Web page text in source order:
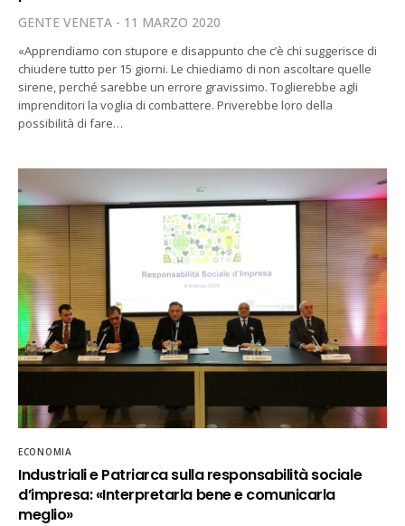
GENTE VENETA 11 MARZO 2020
«Apprendiamo con stupore e disappunto che c’è chi suggerisce di
chiudere tutto per 15 giorni. Le chiediamo di non ascoltare quelle
sirene, perché sarebbe un errore gravissimo. Toglierebbe agli
imprenditori la voglia di combattere. Priverebbe loro della
possibilità di fare…
ECONOMIA
Industriali e Patriarca sulla responsabilità sociale
d’impresa: «Interpretarla bene e comunicarla
meglio»